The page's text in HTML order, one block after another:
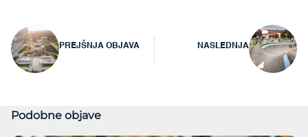
Navigacija
prispevka
PREJŠNJA OBJAVA NASLEDNJA
Podobne objave